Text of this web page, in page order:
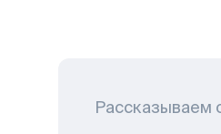
Рассказываем